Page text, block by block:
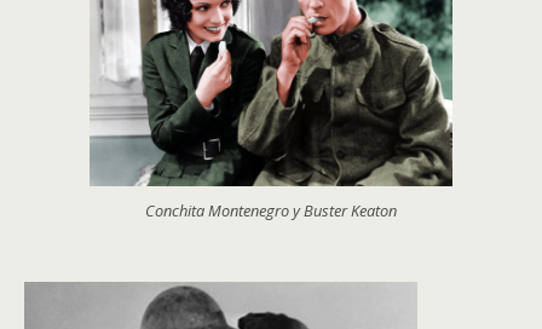
Conchita Montenegro y Buster Keaton